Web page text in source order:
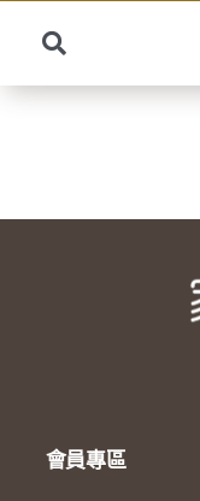
content
Toggle
Navigation
Search
會員專區